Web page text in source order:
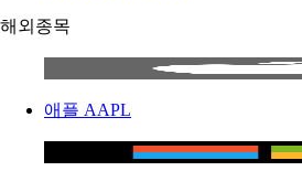
해외종목
애플 AAPL